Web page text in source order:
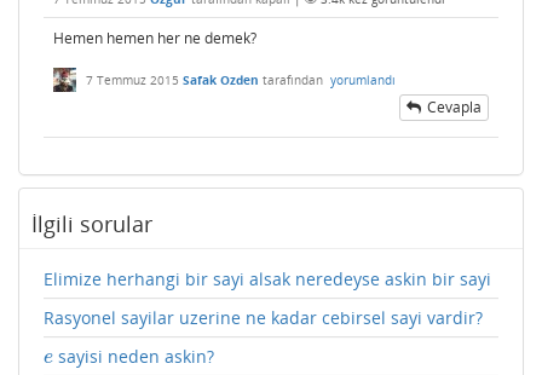
Hemen hemen her ne demek?
7 Temmuz 2015 Safak Ozden tarafından yorumlandı
Cevapla
İlgili sorular
Elimize herhangi bir sayi alsak neredeyse askin bir sayi
Rasyonel sayilar uzerine ne kadar cebirsel sayi vardir?
e
e sayisi neden askin?